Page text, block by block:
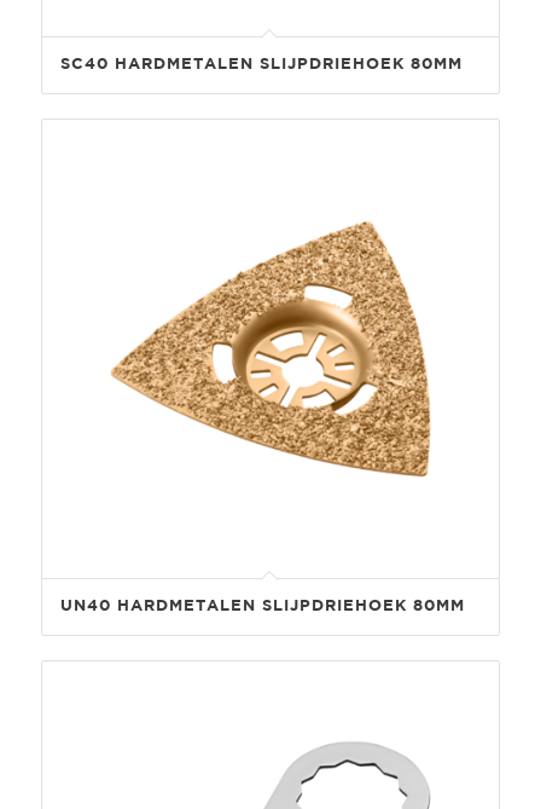
SC40 HARDMETALEN SLIJPDRIEHOEK 80MM
UN40 HARDMETALEN SLIJPDRIEHOEK 80MM